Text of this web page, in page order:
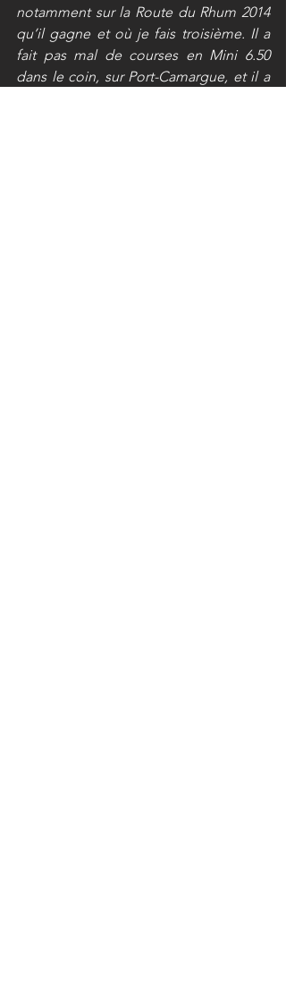
notamment sur la Route du Rhum 2014
qu’il gagne et où je fais troisième. Il a
fait pas mal de courses en Mini 6.50
dans le coin, sur Port-Camargue, et il a